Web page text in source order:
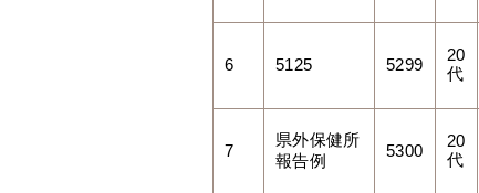
6 5125 5299
20
代
7
県外保健所
報告例
5300
20
代